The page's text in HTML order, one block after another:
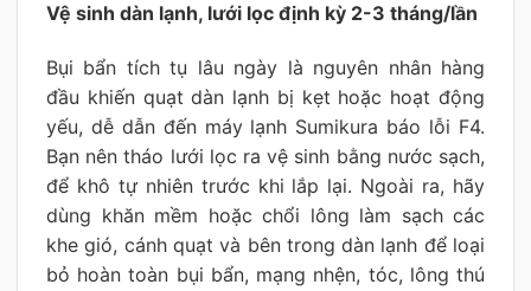
Vệ sinh dàn lạnh, lưới lọc định kỳ 2-3 tháng/lần
Bụi bẩn tích tụ lâu ngày là nguyên nhân hàng
đầu khiến quạt dàn lạnh bị kẹt hoặc hoạt động
yếu, dễ dẫn đến máy lạnh Sumikura báo lỗi F4.
Bạn nên tháo lưới lọc ra vệ sinh bằng nước sạch,
để khô tự nhiên trước khi lắp lại. Ngoài ra, hãy
dùng khăn mềm hoặc chổi lông làm sạch các
khe gió, cánh quạt và bên trong dàn lạnh để loại
bỏ hoàn toàn bụi bẩn, mạng nhện, tóc, lông thú